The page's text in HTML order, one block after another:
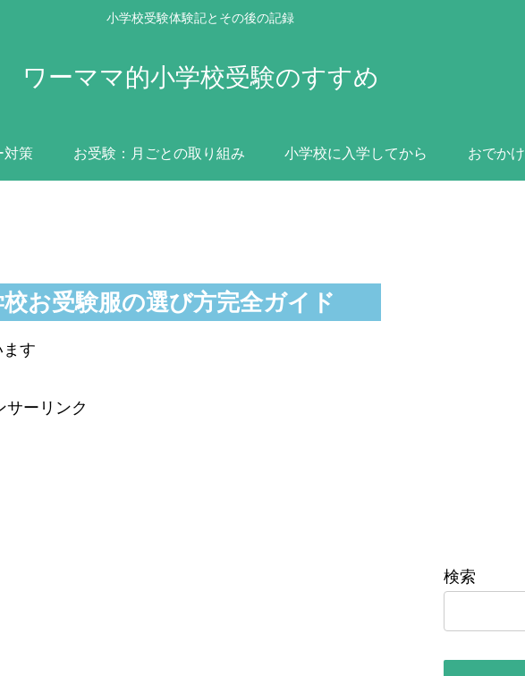
小学校受験体験記とその後の記録
ワーママ的小学校受験のすすめ
対策 お受験：月ごとの取り組み 小学校に入学してから おでかけ
お受験服の選び方完全ガイド
す
サーリンク
検索